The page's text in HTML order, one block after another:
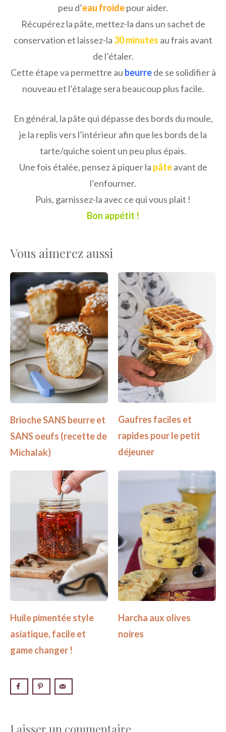
peu d’eau froidepour aider.
Récupérez la pâte, mettez-la dans un sachet de
conservation et laissez-la 30 minutes au frais avant
de l’étaler.
Cette étape va permettre au beurrede se solidifier à
nouveau et l’étalage sera beaucoup plus facile.
En général, la pâte qui dépasse des bords du moule,
je la replis vers l’intérieur afin que les bords de la
tarte/quiche soient un peu plus épais.
Une fois étalée, pensez à piquer la pâteavant de
l’enfourner.
Puis, garnissez-la avec ce qui vous plait !
Bon appétit !
Vous aimerez aussi
Brioche SANS beurre et
SANS oeufs (recette de
Michalak)
Gaufres faciles et
rapides pour le petit
déjeuner
Huile pimentée style
asiatique, facile et
game changer !
Harcha aux olives
noires